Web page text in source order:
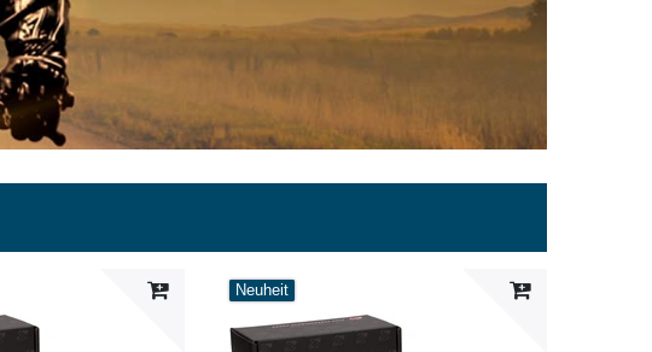
Neuheit